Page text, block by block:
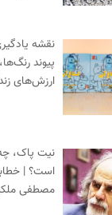
نقشه
پیوند
ارزش‌های
نیت پاک،
است؟ |
مصطفی